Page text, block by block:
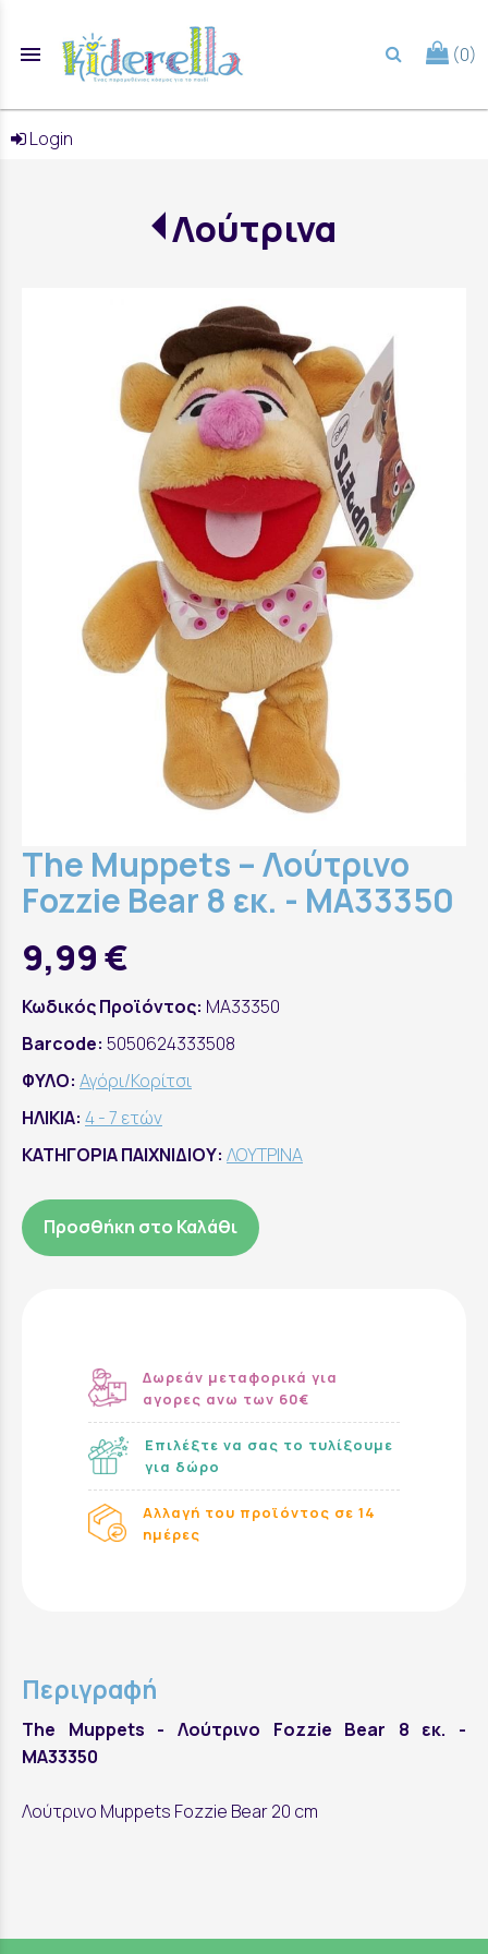
menu (0)
Login
Λούτρινα
The Muppets – Λούτρινο
Fozzie Bear 8 εκ. - MA33350
9,99 €
Κωδικός Προϊόντος: MA33350
Barcode: 5050624333508
ΦΥΛΟ: Αγόρι/Κορίτσι
ΗΛΙΚΙΑ: 4 - 7 ετών
ΚΑΤΗΓΟΡΙΑ ΠΑΙΧΝΙΔΙΟΥ: ΛΟΥΤΡΙΝΑ
Προσθήκη στο Καλάθι
Δωρεάν μεταφορικά για
αγορες ανω των 60€
Επιλέξτε να σας το τυλίξουμε
για δώρο
Αλλαγή του προϊόντος σε 14
ημέρες
Περιγραφή
The Muppets - Λούτρινο Fozzie Bear 8 εκ. -
MA33350
Λούτρινο Muppets Fozzie Bear 20 cm